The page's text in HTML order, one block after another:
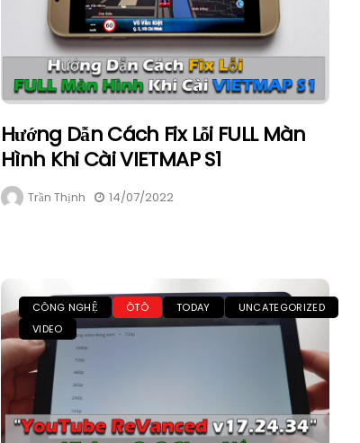
Hướng Dẫn Cách Fix Lỗi FULL Màn
Hình Khi Cài VIETMAP S1
Trần Thịnh 14/07/2022
CÔNG NGHỆ ÔTÔ TODAY
UNCATEGORIZED
VIDEO